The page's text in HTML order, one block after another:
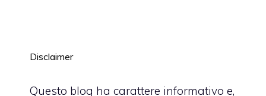
Disclaimer
Questo blog ha carattere informativo e,